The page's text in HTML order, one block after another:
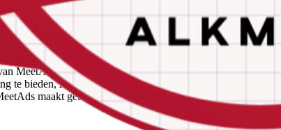
MeetAds. Persoonsgegevens die u ten behoeve van onze
te bieden, zij zullen uw gegevens nooit gebruiken voor
maakt gebruik van cookies om technische